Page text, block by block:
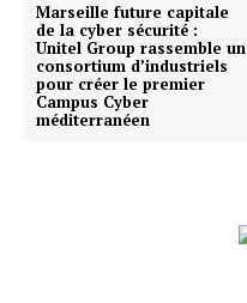
Marseille future capitale
de la cyber sécurité :
Unitel Group rassemble un
consortium d’industriels
pour créer le premier
Campus Cyber
méditerranéen